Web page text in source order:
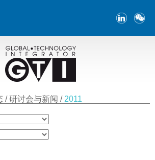
研讨会与新闻 2011